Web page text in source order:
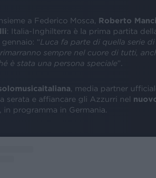
a Federico Mosca, Roberto
: Italia-Inghilterra è la prima partita
“Luca fa parte di quella serie
sempre nel cuore di tutti,
è stata una persona speciale”.
, media partner
serata e affiancare gli Azzurri nel
in programma in Germania.